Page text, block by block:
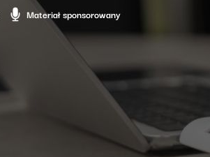
Materiał sponsorowany